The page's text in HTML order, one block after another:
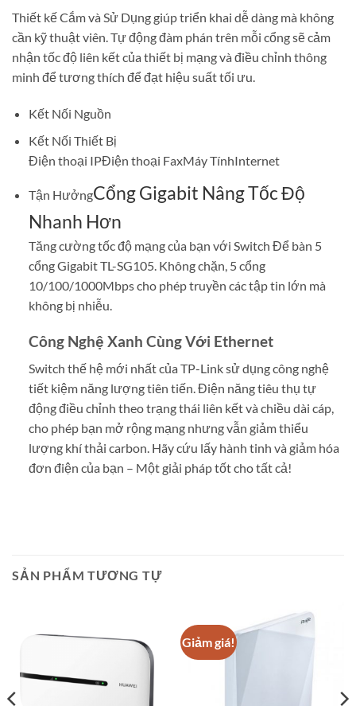
Thiết kế Cắm và Sử Dụng giúp triển khai dễ dàng mà không
cần kỹ thuật viên. Tự động đàm phán trên mỗi cổng sẽ cảm
nhận tốc độ liên kết của thiết bị mạng và điều chỉnh thông
minh để tương thích để đạt hiệu suất tối ưu.
Kết Nối Nguồn
Kết Nối Thiết Bị
Điện thoại IPĐiện thoại FaxMáy TínhInternet
Tận HưởngCổng Gigabit Nâng Tốc Độ
Nhanh Hơn
Tăng cường tốc độ mạng của bạn với Switch Để bàn 5
cổng Gigabit TL-SG105. Không chặn, 5 cổng
10/100/1000Mbps cho phép truyền các tập tin lớn mà
không bị nhiễu.
Công Nghệ Xanh Cùng Với Ethernet
Switch thế hệ mới nhất của TP-Link sử dụng công nghệ
tiết kiệm năng lượng tiên tiến. Điện năng tiêu thụ tự
động điều chỉnh theo trạng thái liên kết và chiều dài cáp,
cho phép bạn mở rộng mạng nhưng vẫn giảm thiểu
lượng khí thải carbon. Hãy cứu lấy hành tinh và giảm hóa
đơn điện của bạn – Một giải pháp tốt cho tất cả!
SẢN PHẨM TƯƠNG TỰ
Giảm giá!